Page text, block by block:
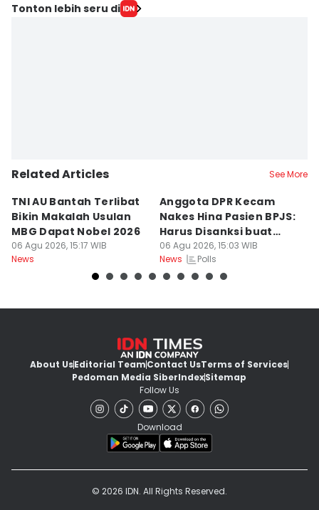
Tonton lebih seru di
Related Articles See More
TNI AU Bantah Terlibat
Bikin Makalah Usulan
MBG Dapat Nobel 2026
06 Agu 2026, 15:17 WIB
News
Anggota DPR Kecam
Nakes Hina Pasien BPJS:
Harus Disanksi buat
Pelajaran
06 Agu 2026, 15:03 WIB
News
Polls
About UsEditorial TeamContact UsTerms of Services
Pedoman Media SiberIndexSitemap
Follow Us
Download
© 2026 IDN. All Rights Reserved.